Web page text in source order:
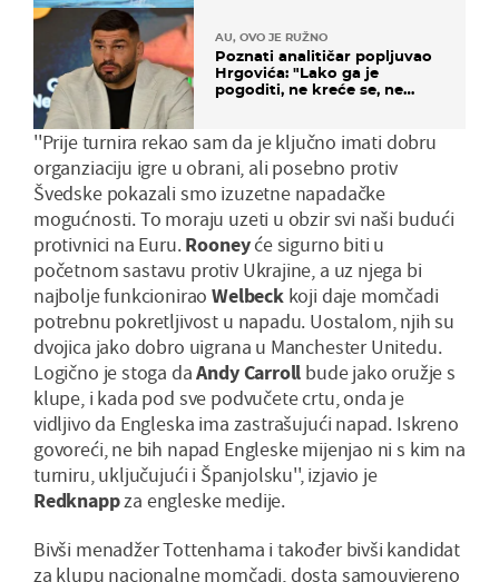
AU, OVO JE RUŽNO
Poznati analitičar popljuvao
Hrgovića: "Lako ga je
pogoditi, ne kreće se, ne
''Prije turnira rekao sam da je ključno imati dobru
organziaciju igre u obrani, ali posebno protiv
Švedske pokazali smo izuzetne napadačke
mogućnosti. To moraju uzeti u obzir svi naši budući
protivnici na Euru.Rooneyće sigurno biti u
početnom sastavu protiv Ukrajine, a uz njega bi
najbolje funkcioniraoWelbeckkoji daje momčadi
potrebnu pokretljivost u napadu. Uostalom, njih su
dvojica jako dobro uigrana u Manchester Unitedu.
Logično je stoga daAndy Carroll bude jako oružje s
klupe, i kada pod sve podvučete crtu, onda je
vidljivo da Engleska ima zastrašujući napad. Iskreno
govoreći, ne bih napad Engleske mijenjao ni s kim na
turniru, uključujući i Španjolsku'', izjavio je
Redknappza engleske medije.
Bivši menadžer Tottenhama i također bivši kandidat
za klupu nacionalne momčadi, dosta samouvjereno